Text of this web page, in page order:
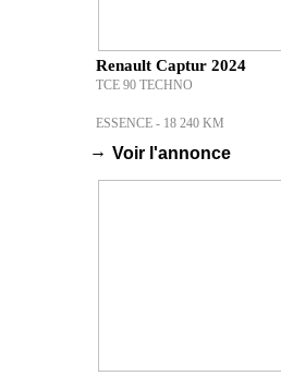
Renault Captur 2024
TCE 90 TECHNO
ESSENCE - 18 240 KM
→ Voir l'annonce